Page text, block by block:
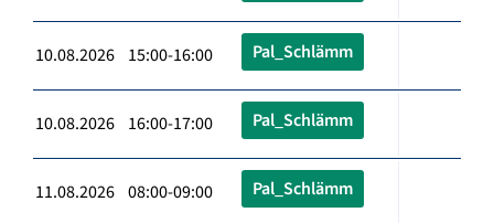
10.08.2026 15:00-16:00 Pal_Schlämm
10.08.2026 16:00-17:00 Pal_Schlämm
11.08.2026 08:00-09:00 Pal_Schlämm